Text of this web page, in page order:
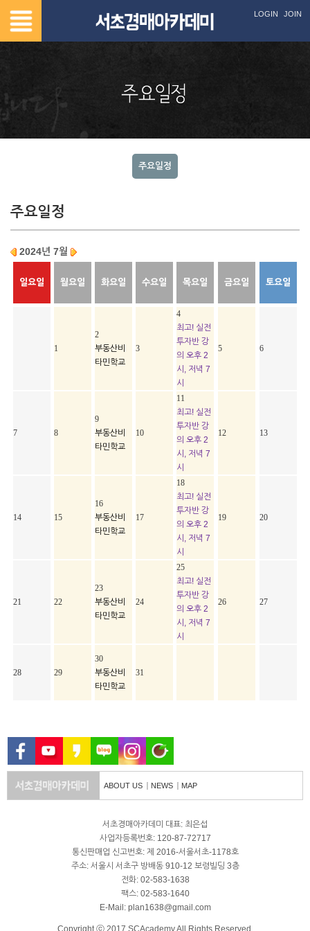
LOGIN JOIN
주요일정
주요일정
2024년 7월
일요일 월요일 화요일 수요일 목요일 금요일 토요일
1
2
부동산비
타민학교
3
4
최고! 실전
투자반 강
의 오후 2
시, 저녁 7
시
5 6
7 8
9
부동산비
타민학교
10
11
최고! 실전
투자반 강
의 오후 2
시, 저녁 7
시
12 13
14 15
16
부동산비
타민학교
17
18
최고! 실전
투자반 강
의 오후 2
시, 저녁 7
시
19 20
21 22
23
부동산비
타민학교
24
25
최고! 실전
투자반 강
의 오후 2
시, 저녁 7
시
26 27
28 29
30
부동산비
타민학교
31
ABOUT US NEWS MAP
서초경매아카데미 대표: 최은섭
사업자등록번호: 120-87-72717
통신판매업 신고번호: 제 2016-서울서초-1178호
주소: 서울시 서초구 방배동 910-12 보령빌딩 3층
전화: 02-583-1638
팩스: 02-583-1640
E-Mail: plan1638@gmail.com
Copyright ⓒ 2017 SCAcademy All Rights Reserved.